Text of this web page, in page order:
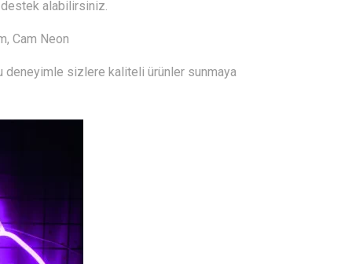
alabilirsiniz.
Cam Neon
deneyimle sizlere kaliteli ürünler sunmaya